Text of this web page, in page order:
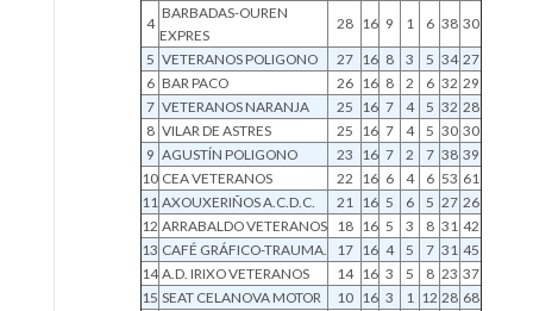
4
BARBADAS-OUREN
EXPRES
28 16 9 1 6 38 30
5 VETERANOS POLIGONO 27 16 8 3 5 34 27
6 BAR PACO 26 16 8 2 6 32 29
7 VETERANOS NARANJA 25 16 7 4 5 32 28
8 VILAR DE ASTRES 25 16 7 4 5 30 30
9 AGUSTÍN POLIGONO 23 16 7 2 7 38 39
10 CEA VETERANOS 22 16 6 4 6 53 61
11 AXOUXERIÑOS A.C.D.C. 21 16 5 6 5 27 26
12 ARRABALDO VETERANOS 18 16 5 3 8 31 42
13 CAFÉ GRÁFICO-TRAUMA. 17 16 4 5 7 31 45
14 A.D. IRIXO VETERANOS 14 16 3 5 8 23 37
15 SEAT CELANOVA MOTOR 10 16 3 1 12 28 68